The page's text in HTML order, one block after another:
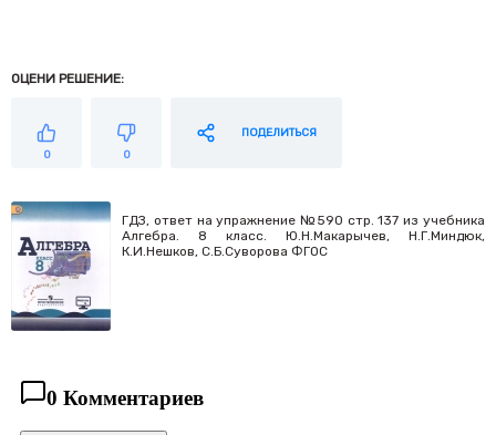
ОЦЕНИ РЕШЕНИЕ:
0 0
ПОДЕЛИТЬСЯ
ГДЗ, ответ на упражнение №590 стр. 137 из учебника
Алгебра. 8 класс. Ю.Н.Макарычев, Н.Г.Миндюк,
К.И.Нешков, С.Б.Суворова ФГОС